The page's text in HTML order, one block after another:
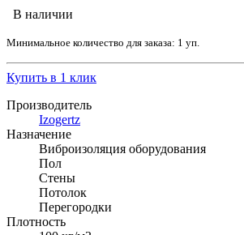
В наличии
Минимальное количество для заказа: 1 уп.
Купить в 1 клик
Производитель
Izogertz
Назначение
Виброизоляция оборудования
Пол
Стены
Потолок
Перегородки
Плотность